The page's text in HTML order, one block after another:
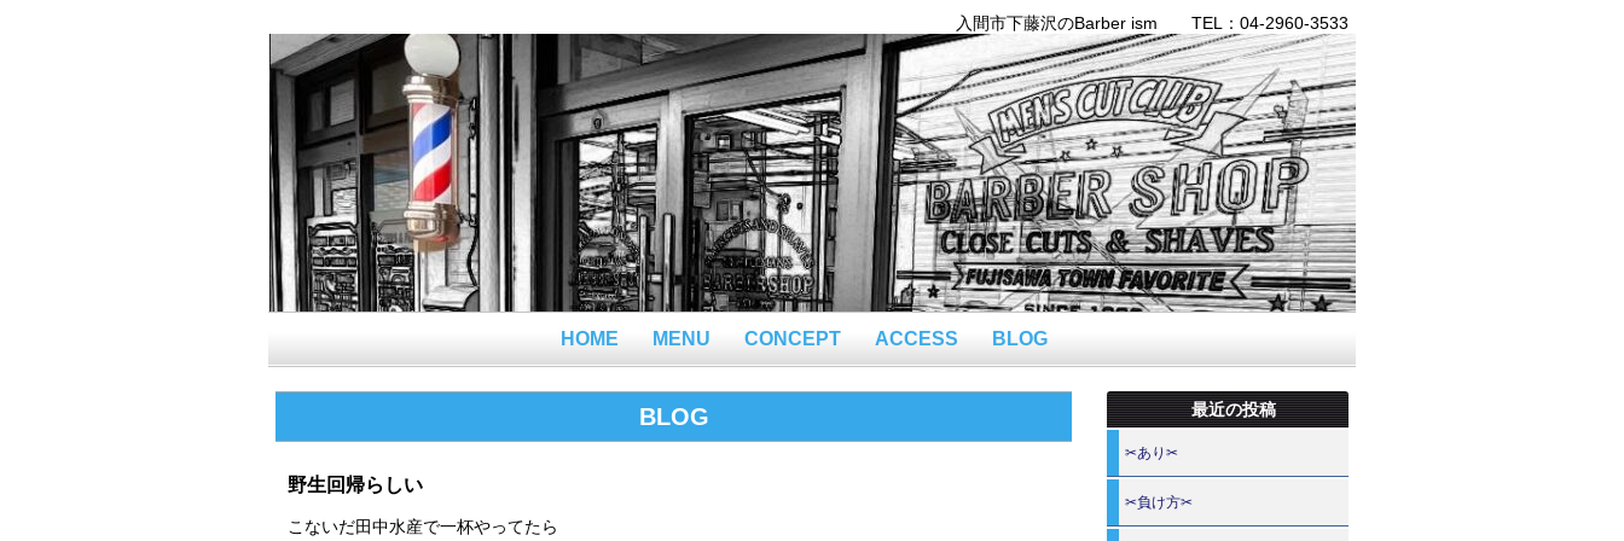
入間市下藤沢のBarber ism TEL：04-2960-3533
HOME MENU CONCEPT ACCESS BLOG
BLOG
野生回帰らしい
こないだ田中水産で一杯やってたら
最近の投稿
✂あり✂
✂負け方✂